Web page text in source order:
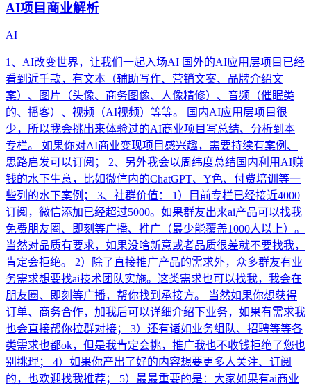
AI项目商业解析
AI
1、AI改变世界，让我们一起入场AI 国外的AI应用层项目已经
看到近千款，有文本（辅助写作、营销文案、品牌介绍文
案）、图片（头像、商务图像、人像精修）、音频（催眠类
的、播客）、视频（AI视频）等等。 国内AI应用层项目很
少，所以我会挑出来体验过的AI商业项目写总结、分析到本
专栏。 如果你对AI商业变现项目感兴趣，需要持续有案例、
思路启发可以订阅； 2、另外我会以周纬度总结国内利用AI赚
钱的水下生意，比如微信内的ChatGPT、Y色、付费培训等一
些列的水下案例； 3、社群价值： 1）目前专栏已经接近4000
订阅，微信添加已经超过5000。如果群友出来ai产品可以找我
免费朋友圈、即刻等广播、推广（最少能覆盖1000人以上）。
当然对品质有要求，如果没啥新意或者品质很差就不要找我，
肯定会拒绝。 2）除了直接推广产品的需求外，众多群友有业
务需求想要找ai技术团队实施。这类需求也可以找我，我会在
朋友圈、即刻等广播，帮你找到承接方。 当然如果你想获得
订单、商务合作，加我后可以详细介绍下业务，如果有需求我
也会直接帮你拉群对接； 3）还有诸如业务组队、招聘等等各
类需求也都ok，但是我肯定会挑，推广我也不收钱拒绝了您也
别挑理； 4）如果你产出了好的内容想要更多人关注、订阅
的，也欢迎找我推荐； 5）最最重要的是：大家如果有ai商业